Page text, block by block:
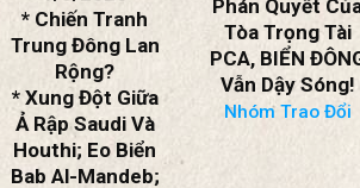
RỘNG ngày
1/8/2026
10 Năm Sau
Phán Quyết Của
Tòa Trọng Tài
PCA, BIỂN ĐÔNG
Vẫn Dậy Sóng!
1/8/2026
* Khủng Hoảng
Trung Đông Mở
Rộng: Ả Rập